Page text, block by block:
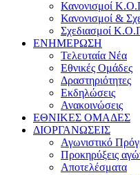
Κανονισμοί
Κανονισμοί &
Σχεδιασμοί
ΕΝΗΜΕΡΩΣΗ
Τελευταία Νέα
Εθνικές Ομάδες
Δραστηριότητες
Εκδηλώσεις
Ανακοινώσεις
ΕΘΝΙΚΕΣ ΟΜΑΔΕΣ
ΔΙΟΡΓΑΝΩΣΕΙΣ
Αγωνιστικό
Προκηρύξεις
Αποτελέσματα